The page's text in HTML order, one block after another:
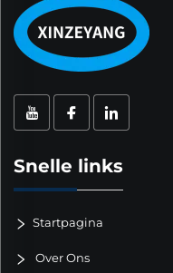
Snelle links
Startpagina
Over Ons